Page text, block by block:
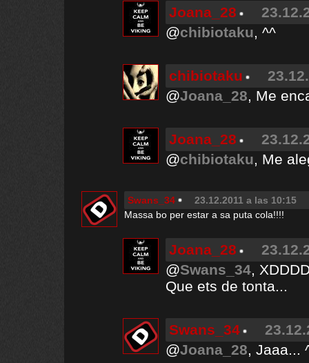
Joana_28
@chibiotaku, ^^
chibiotaku
@Joana_28, Me
Joana_28
@chibiotaku, Me
Swans_34
23.12.2011 a las 10:15
Massa bo per estar a sa puta cola!!!!
Joana_28
@Swans_34,
Que ets de tonta...
Swans_34
@Joana_28, Jaaa...